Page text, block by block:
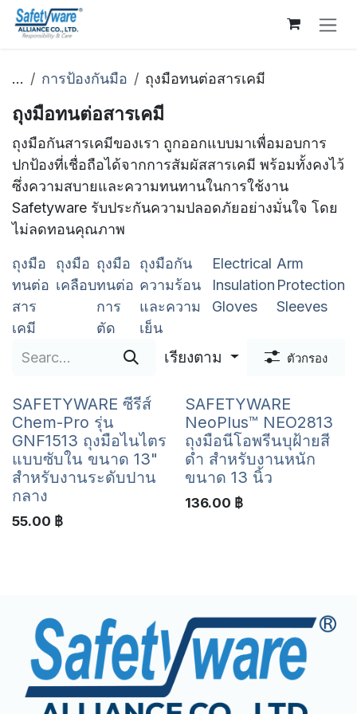
Skip to Content
... การป้องกันมือ ถุงมือทนต่อสารเคมี
ถุงมือทนต่อสารเคมี
ถุงมือกันสารเคมีของเรา ถูกออกแบบมาเพื่อมอบการ
ปกป้องที่เชื่อถือได้จากการสัมผัสสารเคมี พร้อมทั้งคงไว้
ซึ่งความสบายและความทนทานในการใช้งาน
Safetyware รับประกันความปลอดภัยอย่างมั่นใจ โดย
ไม่ลดทอนคุณภาพ
ถุงมือ
ทนต่อ
สาร
เคมี
ถุงมือ
เคลือบ
ถุงมือ
ทนต่อ
การ
ตัด
ถุงมือกัน
ความร้อน
และความ
เย็น
Electrical
Insulation
Gloves
Arm
Protection
Sleeves
เรียงตาม ตัวกรอง
SAFETYWARE ซีรีส์
Chem-Pro รุ่น
GNF1513 ถุงมือไนไตร
แบบซับใน ขนาด 13"
สำหรับงานระดับปาน
กลาง
55.00 ฿
SAFETYWARE
NeoPlus™ NEO2813
ถุงมือนีโอพรีนบุฝ้ายสี
ดำ สำหรับงานหนัก
ขนาด 13 นิ้ว
136.00 ฿